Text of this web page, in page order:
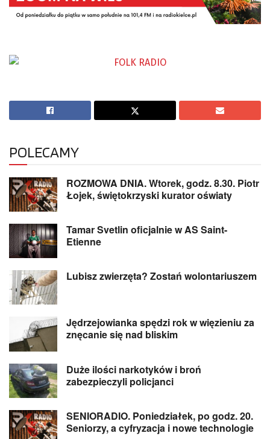
POLECAMY
ROZMOWA DNIA. Wtorek, godz. 8.30. Piotr
Łojek, świętokrzyski kurator oświaty
Tamar Svetlin oficjalnie w AS Saint-
Etienne
Lubisz zwierzęta? Zostań wolontariuszem
Jędrzejowianka spędzi rok w więzieniu za
znęcanie się nad bliskim
Duże ilości narkotyków i broń
zabezpieczyli policjanci
SENIORADIO. Poniedziałek, po godz. 20.
Seniorzy, a cyfryzacja i nowe technologie